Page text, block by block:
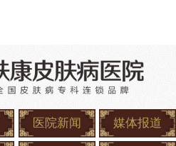
医院新闻 媒体报道